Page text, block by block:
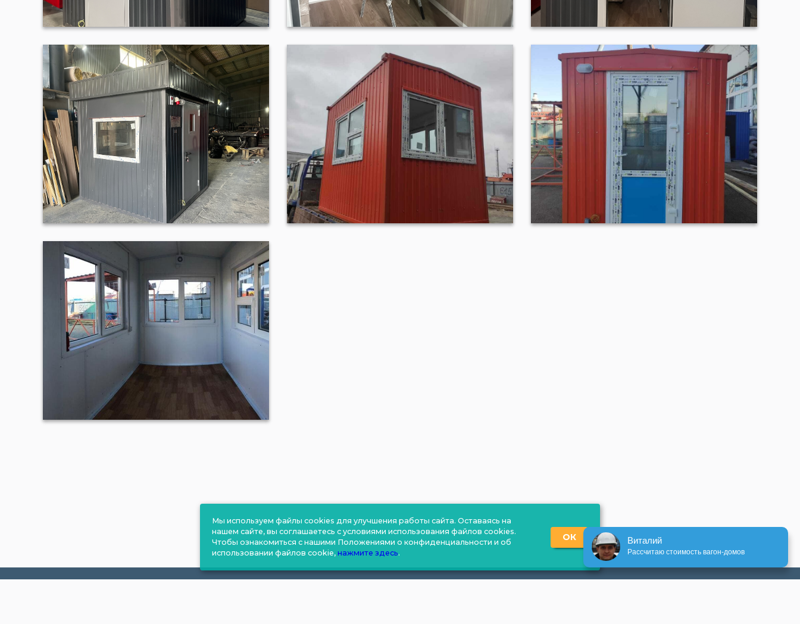
Мы используем файлы cookies для улучшения работы сайта. Оставаясь на
нашем сайте, вы соглашаетесь с условиями использования файлов cookies.
Чтобы ознакомиться с нашими Положениями о конфиденциальности и об
использовании файлов cookie, нажмите здесь.
ОК Виталий
Рассчитаю стоимость вагон-домов